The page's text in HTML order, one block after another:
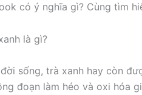
có ý nghĩa gì? Cùng tìm
sống, trà xanh hay còn
đoạn làm héo và oxi hóa